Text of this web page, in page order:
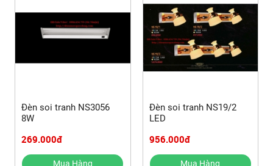
Đèn soi tranh NS3056
8W
269.000đ
Mua Hàng
Đèn soi tranh NS19/2
LED
956.000đ
Mua Hàng